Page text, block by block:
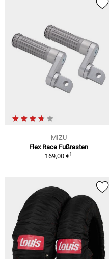
MIZU
Flex Race Fußrasten
169,00 €1